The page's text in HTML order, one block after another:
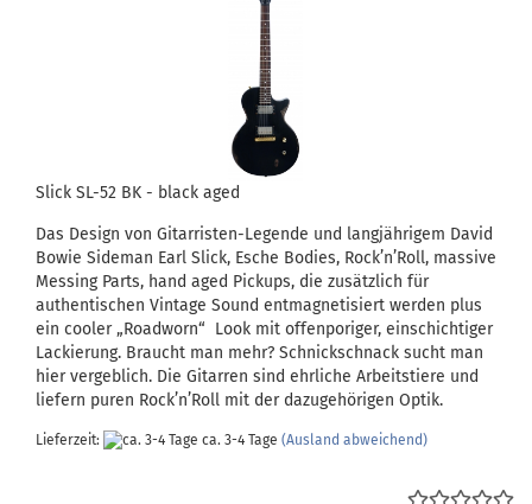
Slick SL-52 BK - black aged
Das Design von Gitarristen-Legende und langjährigem David
Bowie Sideman Earl Slick, Esche Bodies, Rock’n’Roll, massive
Messing Parts, hand aged Pickups, die zusätzlich für
authentischen Vintage Sound entmagnetisiert werden plus
ein cooler „Roadworn“ Look mit offenporiger, einschichtiger
Lackierung. Braucht man mehr? Schnickschnack sucht man
hier vergeblich. Die Gitarren sind ehrliche Arbeitstiere und
liefern puren Rock’n’Roll mit der dazugehörigen Optik.
Lieferzeit: ca. 3-4 Tage (Ausland abweichend)